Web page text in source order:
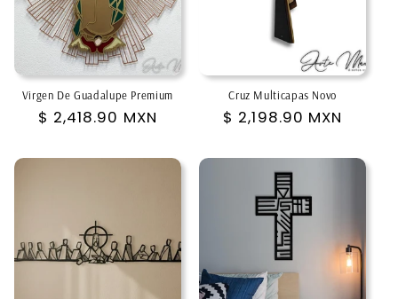
Virgen De Guadalupe Premium
Precio
$ 2,418.90 MXN
Cruz Multicapas Novo
Precio
$ 2,198.90 MXN